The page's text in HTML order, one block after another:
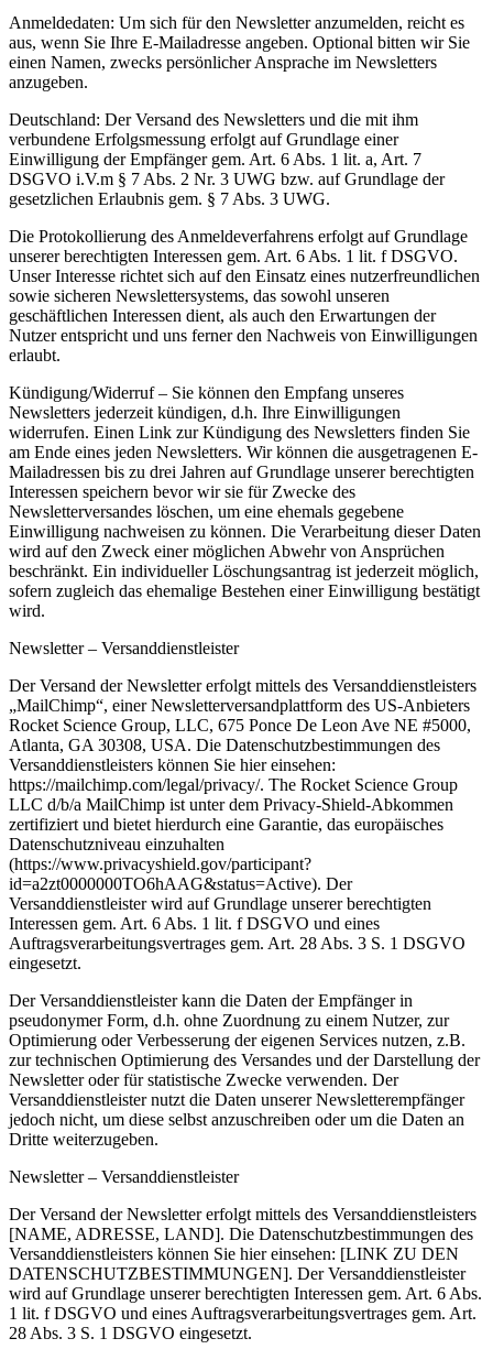
Anmeldedaten: Um sich für den Newsletter anzumelden, reicht es
aus, wenn Sie Ihre E-Mailadresse angeben. Optional bitten wir Sie
einen Namen, zwecks persönlicher Ansprache im Newsletters
anzugeben.
Deutschland: Der Versand des Newsletters und die mit ihm
verbundene Erfolgsmessung erfolgt auf Grundlage einer
Einwilligung der Empfänger gem. Art. 6 Abs. 1 lit. a, Art. 7
DSGVO i.V.m § 7 Abs. 2 Nr. 3 UWG bzw. auf Grundlage der
gesetzlichen Erlaubnis gem. § 7 Abs. 3 UWG.
Die Protokollierung des Anmeldeverfahrens erfolgt auf Grundlage
unserer berechtigten Interessen gem. Art. 6 Abs. 1 lit. f DSGVO.
Unser Interesse richtet sich auf den Einsatz eines nutzerfreundlichen
sowie sicheren Newslettersystems, das sowohl unseren
geschäftlichen Interessen dient, als auch den Erwartungen der
Nutzer entspricht und uns ferner den Nachweis von Einwilligungen
erlaubt.
Kündigung/Widerruf – Sie können den Empfang unseres
Newsletters jederzeit kündigen, d.h. Ihre Einwilligungen
widerrufen. Einen Link zur Kündigung des Newsletters finden Sie
am Ende eines jeden Newsletters. Wir können die ausgetragenen E-
Mailadressen bis zu drei Jahren auf Grundlage unserer berechtigten
Interessen speichern bevor wir sie für Zwecke des
Newsletterversandes löschen, um eine ehemals gegebene
Einwilligung nachweisen zu können. Die Verarbeitung dieser Daten
wird auf den Zweck einer möglichen Abwehr von Ansprüchen
beschränkt. Ein individueller Löschungsantrag ist jederzeit möglich,
sofern zugleich das ehemalige Bestehen einer Einwilligung bestätigt
wird.
Newsletter – Versanddienstleister
Der Versand der Newsletter erfolgt mittels des Versanddienstleisters
„MailChimp“, einer Newsletterversandplattform des US-Anbieters
Rocket Science Group, LLC, 675 Ponce De Leon Ave NE #5000,
Atlanta, GA 30308, USA. Die Datenschutzbestimmungen des
Versanddienstleisters können Sie hier einsehen:
https://mailchimp.com/legal/privacy/. The Rocket Science Group
LLC d/b/a MailChimp ist unter dem Privacy-Shield-Abkommen
zertifiziert und bietet hierdurch eine Garantie, das europäisches
Datenschutzniveau einzuhalten
(https://www.privacyshield.gov/participant?
id=a2zt0000000TO6hAAG&status=Active). Der
Versanddienstleister wird auf Grundlage unserer berechtigten
Interessen gem. Art. 6 Abs. 1 lit. f DSGVO und eines
Auftragsverarbeitungsvertrages gem. Art. 28 Abs. 3 S. 1 DSGVO
eingesetzt.
Der Versanddienstleister kann die Daten der Empfänger in
pseudonymer Form, d.h. ohne Zuordnung zu einem Nutzer, zur
Optimierung oder Verbesserung der eigenen Services nutzen, z.B.
zur technischen Optimierung des Versandes und der Darstellung der
Newsletter oder für statistische Zwecke verwenden. Der
Versanddienstleister nutzt die Daten unserer Newsletterempfänger
jedoch nicht, um diese selbst anzuschreiben oder um die Daten an
Dritte weiterzugeben.
Newsletter – Versanddienstleister
Der Versand der Newsletter erfolgt mittels des Versanddienstleisters
[NAME, ADRESSE, LAND]. Die Datenschutzbestimmungen des
Versanddienstleisters können Sie hier einsehen: [LINK ZU DEN
DATENSCHUTZBESTIMMUNGEN]. Der Versanddienstleister
wird auf Grundlage unserer berechtigten Interessen gem. Art. 6 Abs.
1 lit. f DSGVO und eines Auftragsverarbeitungsvertrages gem. Art.
28 Abs. 3 S. 1 DSGVO eingesetzt.